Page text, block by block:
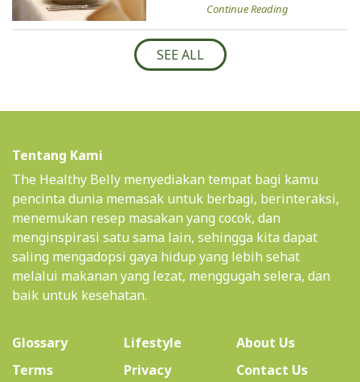
Continue Reading
SEE ALL
Tentang Kami
The Healthy Belly menyediakan tempat bagi kamu
pencinta dunia memasak untuk berbagi, berinteraksi,
menemukan resep masakan yang cocok, dan
menginspirasi satu sama lain, sehingga kita dapat
saling mengadopsi gaya hidup yang lebih sehat
melalui makanan yang lezat, menggugah selera, dan
baik untuk kesehatan.
Glossary Lifestyle About Us(current)
Terms
Privacy Contact Us